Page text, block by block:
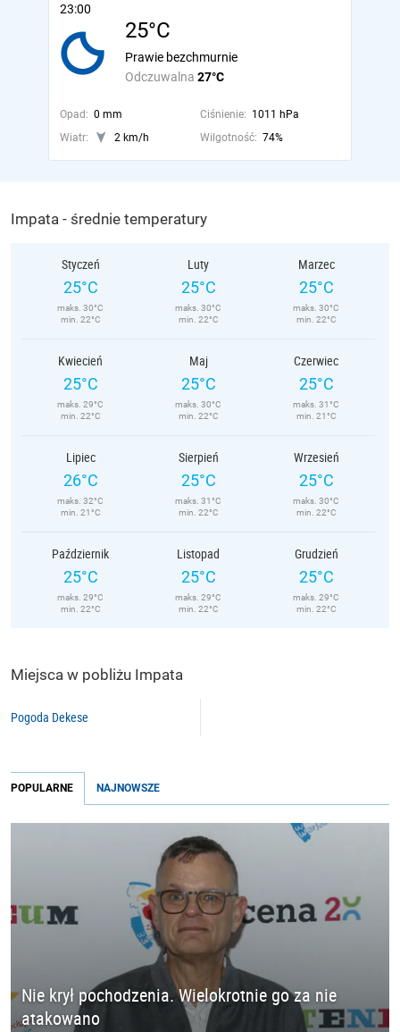
23:00
25°C
Odczuwalna 27°C
Prawie bezchmurnie
Opad: 0 mm Ciśnienie: 1011 hPa
Wiatr:
2 km/h Wilgotność: 74%
Impata - średnie temperatury
Styczeń
25°C
maks. 30°C
min. 22°C
Luty
25°C
maks. 30°C
min. 22°C
Marzec
25°C
maks. 30°C
min. 22°C
Kwiecień
25°C
maks. 29°C
min. 22°C
Maj
25°C
maks. 30°C
min. 22°C
Czerwiec
25°C
maks. 31°C
min. 21°C
Lipiec
26°C
maks. 32°C
min. 21°C
Sierpień
25°C
maks. 31°C
min. 22°C
Wrzesień
25°C
maks. 30°C
min. 22°C
Październik
25°C
maks. 29°C
min. 22°C
Listopad
25°C
maks. 29°C
min. 22°C
Grudzień
25°C
maks. 29°C
min. 22°C
Miejsca w pobliżu Impata
Pogoda Dekese
POPULARNE NAJNOWSZE
Nie krył pochodzenia. Wielokrotnie go za nie
atakowano